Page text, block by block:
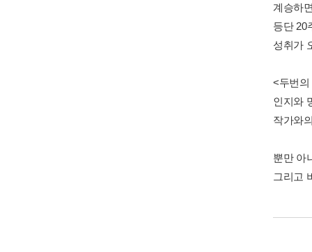
계승하
등단 20
성취가
<두번
인지와
작가와
뿐만 아
그리고